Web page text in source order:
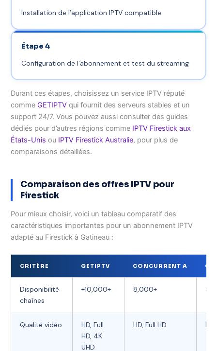
Installation de l’application IPTV compatible
Étape 4
Configuration de l’abonnement et test du streaming
Durant ces étapes, choisissez un service IPTV réputé
comme GETIPTV qui fournit des serveurs stables et un
support 24/7. Vous pouvez aussi consulter des guides
dédiés pour d’autres régions comme IPTV Firestick aux
États-Unis ou IPTV Firestick Australie, pour plus de
comparaisons détaillées.
Comparaison des offres IPTV pour
Firestick
Pour mieux choisir, voici un tableau comparatif des
caractéristiques importantes pour un abonnement IPTV
adapté au Firestick à Gatineau :
CRITÈRE GETIPTV CONCURRENT A
Disponibilité
chaînes
+10,000+ 8,000+
Qualité vidéo
HD, Full
HD, 4K
UHD
HD, Full HD HD